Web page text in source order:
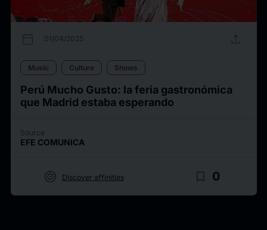
calendar_today 01/04/2025 upload
Music Culture Shows
Perú Mucho Gusto: la feria gastronómica
que Madrid estaba esperando
Source
EFE COMUNICA
target Discover affinities bookmark_border 0